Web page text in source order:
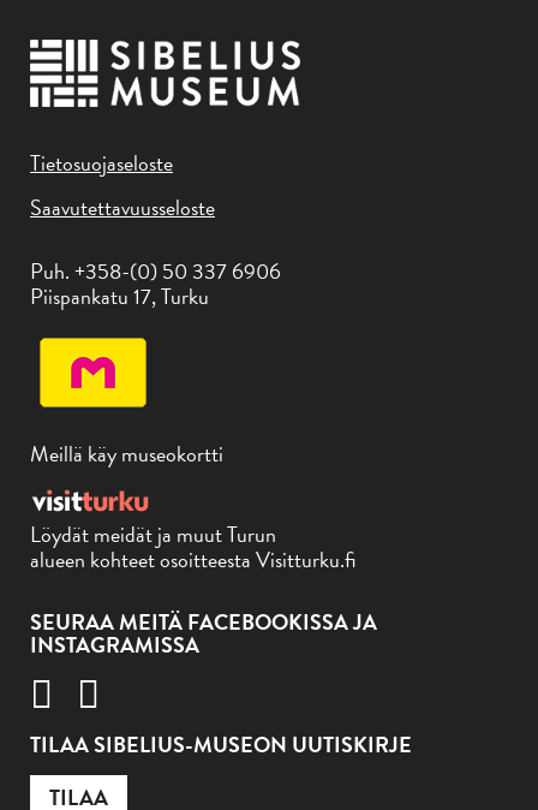
Tietosuojaseloste
Saavutettavuusseloste
Puh. +358-(0) 50 337 6906
Piispankatu 17, Turku
Meillä käy museokortti
Löydät meidät ja muut Turun
alueen kohteet osoitteesta Visitturku.fi
SEURAA MEITÄ FACEBOOKISSA JA
INSTAGRAMISSA
TILAA SIBELIUS-MUSEON UUTISKIRJE
TILAA